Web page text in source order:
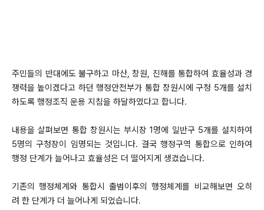
주민들의 반대에도 불구하고 마산, 창원, 진해를 통합하여 효율성과 경
쟁력을 높이겠다고 하던 행정안전부가 통합 창원시에 구청 5개를 설치
하도록 행정조직 운용 지침을 하달하였다고 합니다.
내용을 살펴보면 통합 창원시는 부시장 1명에 일반구 5개를 설치하여
5명의 구청장이 임명되는 것입니다. 결국 행정구역 통합으로 인하여
행정 단계가 늘어나고 효율성은 더 떨어지게 생겼습니다.
기존의 행정체계와 통합시 출범이후의 행정체계를 비교해보면 오히
려 한 단계가 더 늘어나게 되었습니다.